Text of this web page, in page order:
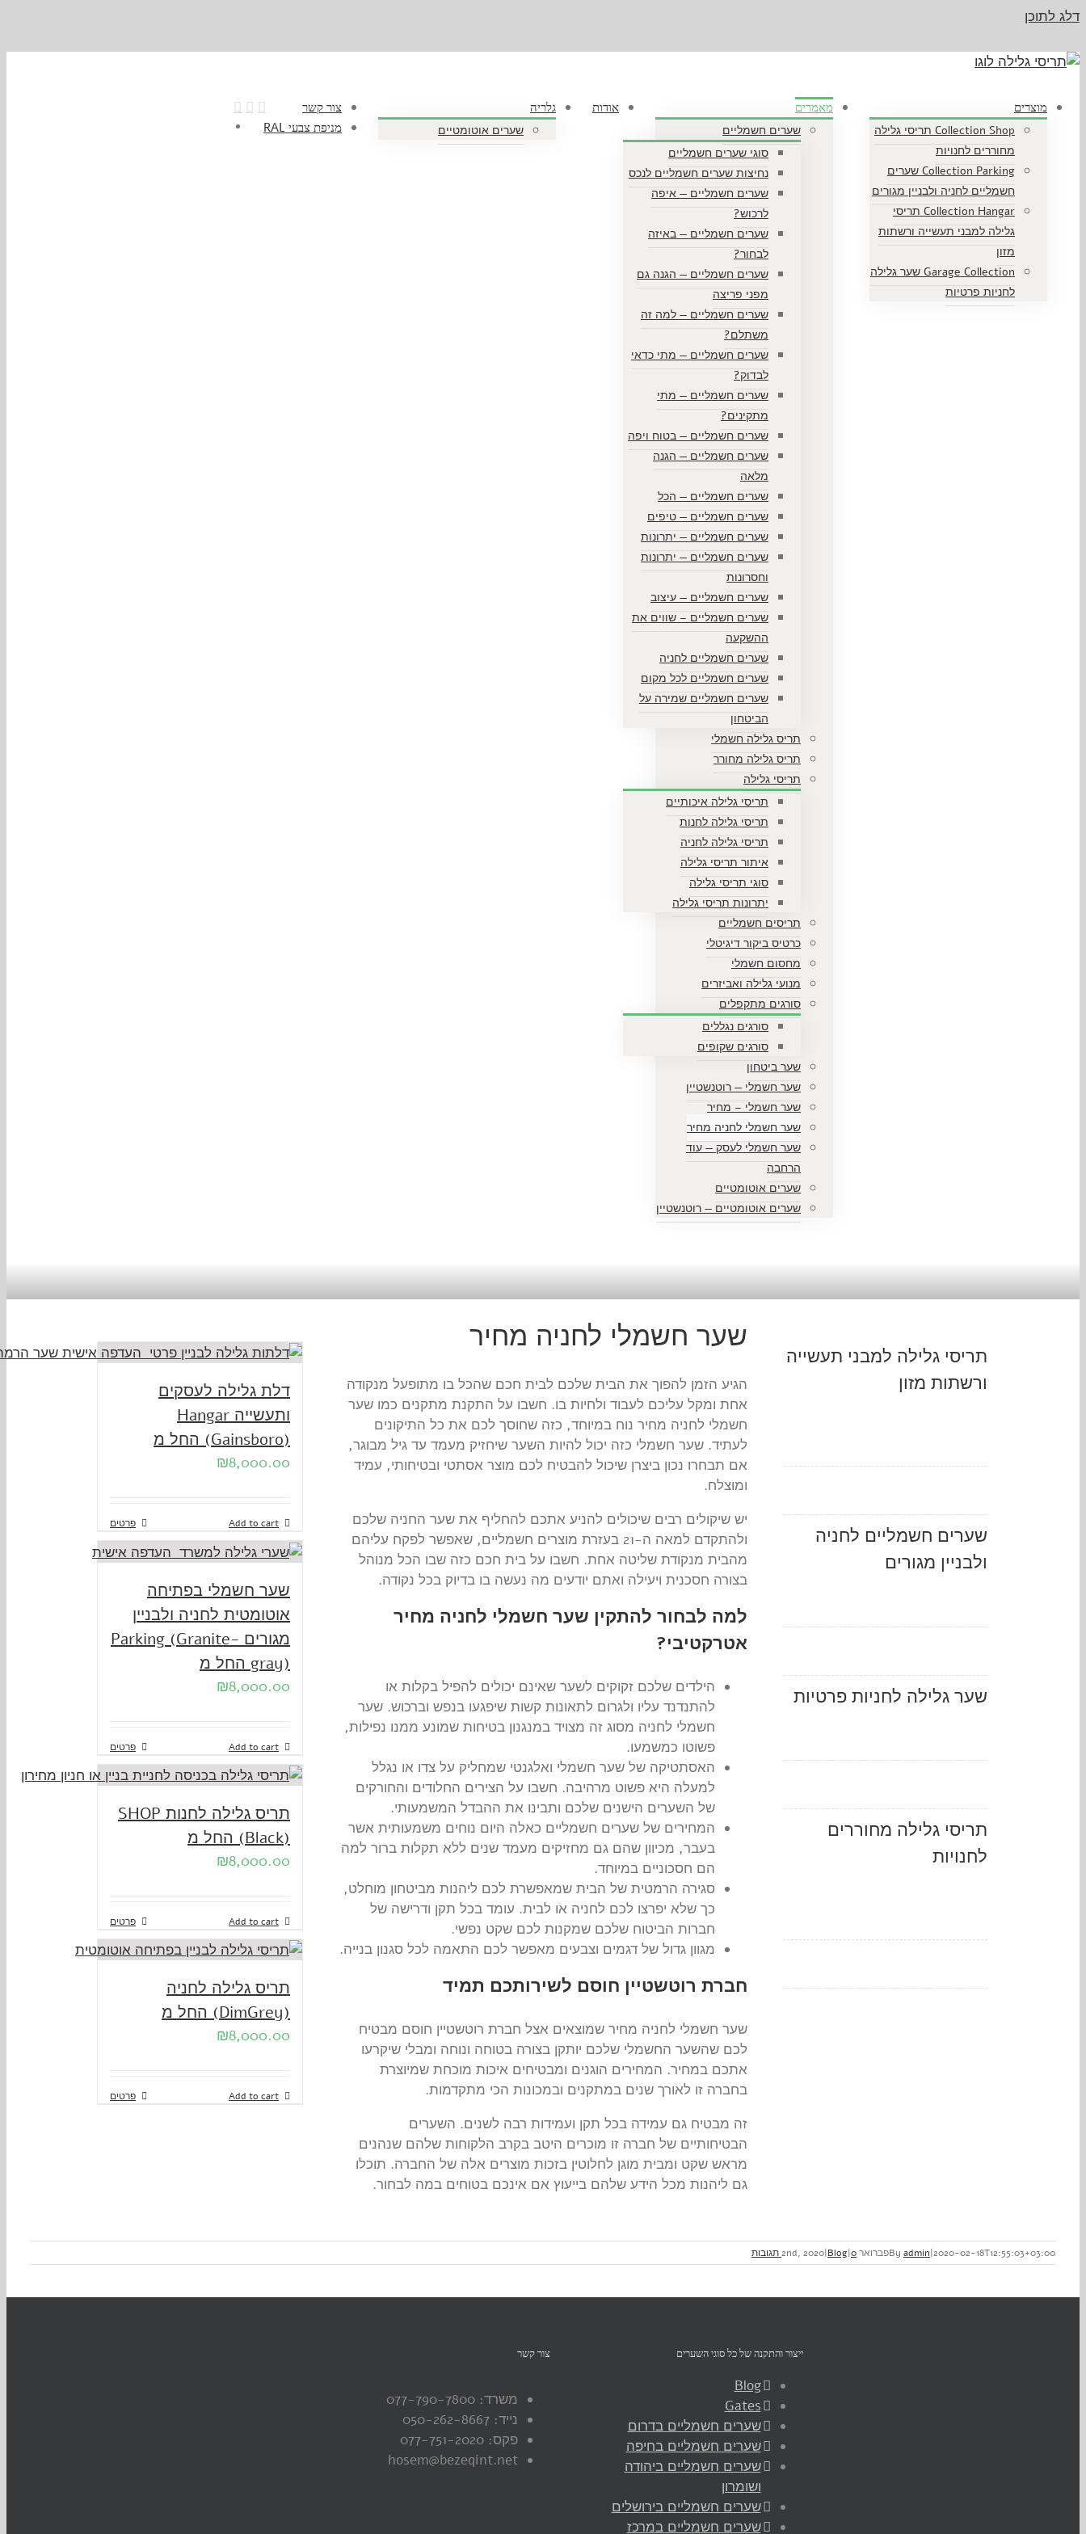
דלג לתוכן
מוצרים
Collection Shop תריסי גלילה
מחוררים לחנויות
Collection Parking שערים
חשמליים לחניה ולבניין מגורים
Collection Hangar תריסי
גלילה למבני תעשייה ורשתות
מזון
Garage Collection שער גלילה
לחניות פרטיות
מאמרים
שערים חשמליים
סוגי שערים חשמליים
נחיצות שערים חשמליים לנכס
שערים חשמליים — איפה
לרכוש?
שערים חשמליים — באיזה
לבחור?
שערים חשמליים — הגנה גם
מפני פריצה
שערים חשמליים — למה זה
משתלם?
שערים חשמליים — מתי כדאי
לבדוק?
שערים חשמליים — מתי
מתקינים?
שערים חשמליים — בטוח ויפה
שערים חשמליים — הגנה
מלאה
שערים חשמליים — הכל
שערים חשמליים — טיפים
שערים חשמליים — יתרונות
שערים חשמליים — יתרונות
וחסרונות
שערים חשמליים — עיצוב
שערים חשמליים – שווים את
ההשקעה
שערים חשמליים לחניה
שערים חשמליים לכל מקום
שערים חשמליים שמירה על
הביטחון
תריס גלילה חשמלי
תריס גלילה מחורר
תריסי גלילה
תריסי גלילה איכותיים
תריסי גלילה לחנות
תריסי גלילה לחניה
איתור תריסי גלילה
סוגי תריסי גלילה
יתרונות תריסי גלילה
תריסים חשמליים
כרטיס ביקור דיגיטלי
מחסום חשמלי
מנועי גלילה ואביזרים
סורגים מתקפלים
סורגים נגללים
סורגים שקופים
שער ביטחון
שער חשמלי — רוטנשטיין
שער חשמלי – מחיר
שער חשמלי לחניה מחיר
שער חשמלי לעסק — עוד
הרחבה
שערים אוטומטיים
שערים אוטומטיים — רוטנשטיין
אודות גלריה
שערים אוטומטיים
צור קשר
מניפת צבעי RAL
תריסי גלילה למבני תעשייה
ורשתות מזון
שערים חשמליים לחניה
ולבניין מגורים
שער גלילה לחניות פרטיות
תריסי גלילה מחוררים
לחנויות
שער חשמלי לחניה מחיר
הגיע הזמן להפוך את הבית שלכם לבית חכם שהכל בו מתופעל מנקודה
אחת ומקל עליכם לעבוד ולחיות בו. חשבו על התקנת מתקנים כמו שער
חשמלי לחניה מחיר נוח במיוחד, כזה שחוסך לכם את כל התיקונים
לעתיד. שער חשמלי כזה יכול להיות השער שיחזיק מעמד עד גיל מבוגר,
אם תבחרו נכון ביצרן שיכול להבטיח לכם מוצר אסתטי ובטיחותי, עמיד
ומוצלח.
יש שיקולים רבים שיכולים להניע אתכם להחליף את שער החניה שלכם
ולהתקדם למאה ה-21 בעזרת מוצרים חשמליים, שאפשר לפקח עליהם
מהבית מנקודת שליטה אחת. חשבו על בית חכם כזה שבו הכל מנוהל
בצורה חסכנית ויעילה ואתם יודעים מה נעשה בו בדיוק בכל נקודה.
למה לבחור להתקין שער חשמלי לחניה מחיר
אטרקטיבי?
הילדים שלכם זקוקים לשער שאינם יכולים להפיל בקלות או
להתנדנד עליו ולגרום לתאונות קשות שיפגעו בנפש וברכוש. שער
חשמלי לחניה מסוג זה מצויד במנגנון בטיחות שמונע ממנו נפילות,
פשוטו כמשמעו.
האסתטיקה של שער חשמלי ואלגנטי שמחליק על צדו או נגלל
למעלה היא פשוט מרהיבה. חשבו על הצירים החלודים והחורקים
של השערים הישנים שלכם ותבינו את ההבדל המשמעותי.
המחירים של שערים חשמליים כאלה היום נוחים משמעותית אשר
בעבר, מכיוון שהם גם מחזיקים מעמד שנים ללא תקלות ברור למה
הם חסכוניים במיוחד.
סגירה הרמטית של הבית שמאפשרת לכם ליהנות מביטחון מוחלט,
כך שלא יפרצו לכם לחניה או לבית. עומד בכל תקן ודרישה של
חברות הביטוח שלכם שמקנות לכם שקט נפשי.
מגוון גדול של דגמים וצבעים מאפשר לכם התאמה לכל סגנון בנייה.
חברת רוטשטיין חוסם לשירותכם תמיד
שער חשמלי לחניה מחיר שמוצאים אצל חברת רוטשטיין חוסם מבטיח
לכם שהשער החשמלי שלכם יותקן בצורה בטוחה ונוחה ומבלי שיקרעו
אתכם במחיר. המחירים הוגנים ומבטיחים איכות מוכחת שמיוצרת
בחברה זו לאורך שנים במתקנים ובמכונות הכי מתקדמות.
זה מבטיח גם עמידה בכל תקן ועמידות רבה לשנים. השערים
הבטיחותיים של חברה זו מוכרים היטב בקרב הלקוחות שלהם שנהנים
מראש שקט ומבית מוגן לחלוטין בזכות מוצרים אלה של החברה. תוכלו
גם ליהנות מכל הידע שלהם בייעוץ אם אינכם בטוחים במה לבחור.
דלת גלילה לעסקים
ותעשייה Hangar
(Gainsboro) החל מ
₪8,000.00
Add to cart פרטים
שער חשמלי בפתיחה
אוטומטית לחניה ולבניין
מגורים Parking (Granite-
gray) החל מ
₪8,000.00
Add to cart פרטים
תריס גלילה לחנות SHOP
(Black) החל מ
₪8,000.00
Add to cart פרטים
תריס גלילה לחניה
(DimGrey) החל מ
₪8,000.00
Add to cart פרטים
By admin|2020-02-18T12:55:03+03:00 פברואר 2nd, 2020 |Blog|0 תגובות
ייצור והתקנה של כל סוגי השערים‏
Blog
Gates
שערים חשמליים בדרום
שערים חשמליים בחיפה
שערים חשמליים ביהודה
ושומרון
שערים חשמליים בירושלים
שערים חשמליים במרכז
צור קשר
משרד: 077-790-7800
נייד: 050-262-8667
פקס: 077-751-2020
hosem@bezeqint.net